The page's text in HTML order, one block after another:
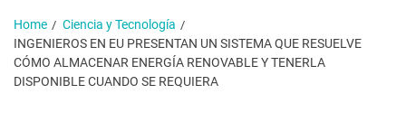
Home
Ciencia y Tecnología
INGENIEROS EN EU PRESENTAN UN SISTEMA QUE RESUELVE
CÓMO ALMACENAR ENERGÍA RENOVABLE Y TENERLA
DISPONIBLE CUANDO SE REQUIERA